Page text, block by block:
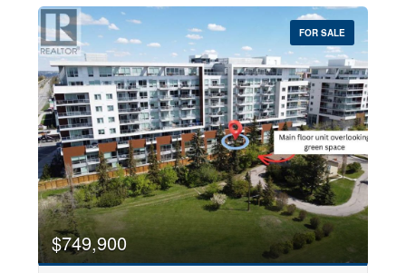
FOR SALE
$749,900